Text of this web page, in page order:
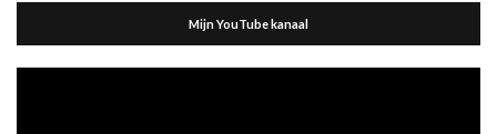
Mijn YouTube kanaal